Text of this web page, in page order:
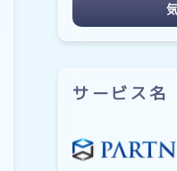
サービス名